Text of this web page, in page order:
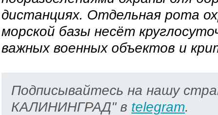
дистанциях. Отдельная рота
морской базы несёт
важных военных объектов и
Подписывайтесь на нашу
КАЛИНИНГРАД" в telegram.